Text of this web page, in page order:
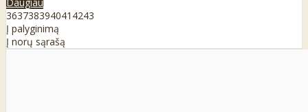
Daugiau
363738394041 4243
Į palyginimą
Į norų sąrašą